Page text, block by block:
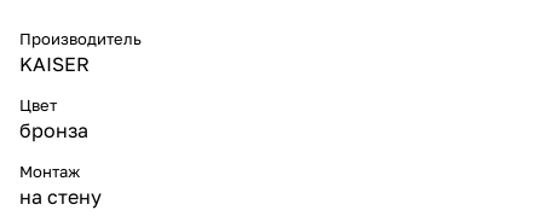
Производитель
KAISER
Цвет
бронза
Монтаж
на стену